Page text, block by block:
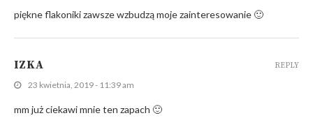
piękne flakoniki zawsze wzbudzą moje zainteresowanie 🙂
IZKA
23 kwietnia, 2019 - 11:39 am
mm już ciekawi mnie ten zapach 🙂
REPLY